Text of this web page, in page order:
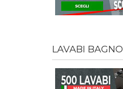
LAVABI BAGNO